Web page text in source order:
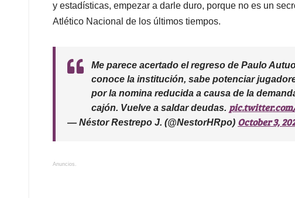
y estadísticas, empezar a darle duro, porque no es un
Atlético Nacional de los últimos tiempos.
Me parece acertado el regreso de Paulo
conoce la institución, sabe potenciar
por la nomina reducida a causa de la
cajón. Vuelve a saldar deudas.
— Néstor Restrepo J. (@NestorHRpo) October 3,
Anuncios.